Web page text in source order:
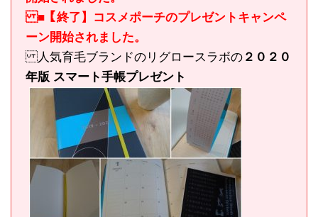
■【終了】コスメポーチのプレゼントキャンペ
ーン開始されました。
人気育毛ブランドのリグロースラボの ２０２０
年版 スマート手帳プレゼント